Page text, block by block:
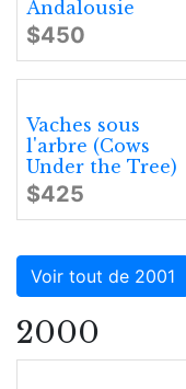
Andalousie
$450
Vaches sous
l'arbre (Cows
Under the Tree)
$425
Voir tout de 2001
2000